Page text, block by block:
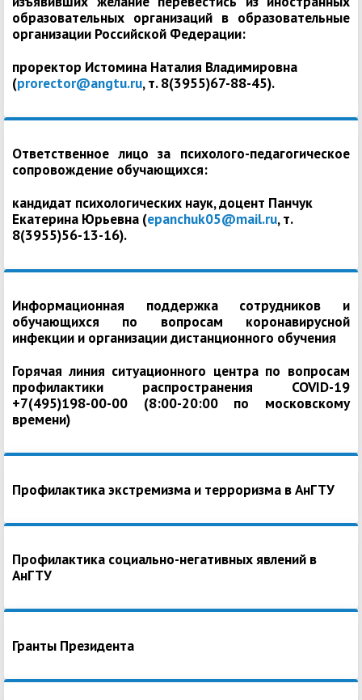
образовательных организаций в образовательные
организации Российской Федерации:
проректор Истомина Наталия Владимировна
(prorector@angtu.ru, т. 8(3955)67-88-45).
Ответственное лицо за психолого-педагогическое
сопровождение обучающихся:
кандидат психологических наук, доцент Панчук
Екатерина Юрьевна (epanchuk05@mail.ru, т.
8(3955)56-13-16).
Информационная поддержка сотрудников и
обучающихся по вопросам коронавирусной
инфекции и организации дистанционного обучения
Горячая линия ситуационного центра по вопросам
профилактики распространения COVID-19
+7(495)198-00-00 (8:00-20:00 по московскому
времени)
Профилактика экстремизма и терроризма в АнГТУ
Профилактика социально-негативных явлений в
АнГТУ
Гранты Президента